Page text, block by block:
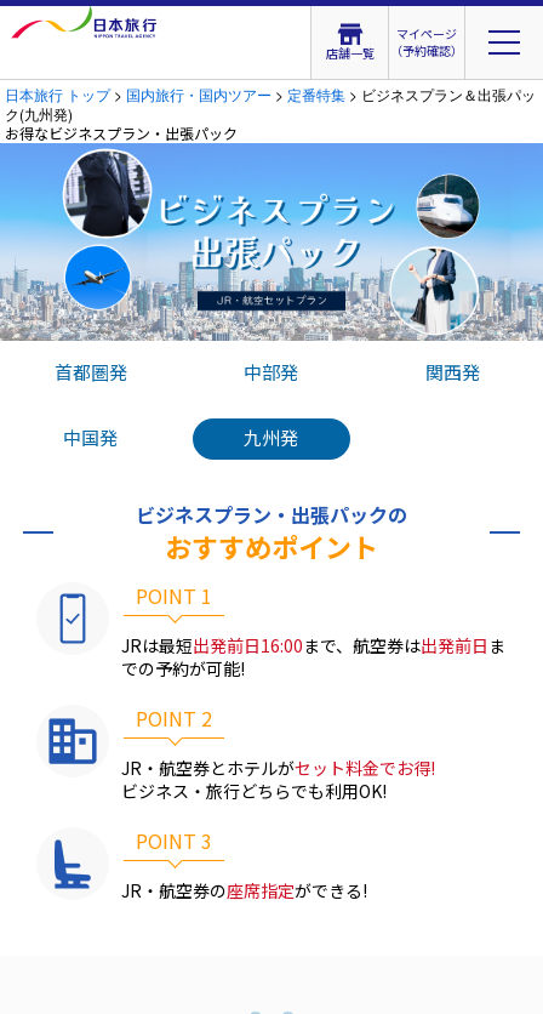
店舗一覧
マイページ
（予約確認）
日本旅行 トップ> 国内旅行・国内ツアー > 定番特集 > ビジネスプラン＆出張パッ
ク(九州発)
お得なビジネスプラン・出張パック
首都圏発 中部発 関西発
中国発 九州発
ビジネスプラン・出張パックの
おすすめポイント
POINT 1
JRは最短出発前日16:00まで、 航空券は出発前日 ま
での予約が可能!
POINT 2
JR・航空券とホテルがセット料金でお得!
ビジネス・旅行どちらでも利用OK!
POINT 3
JR・航空券の座席指定ができる!